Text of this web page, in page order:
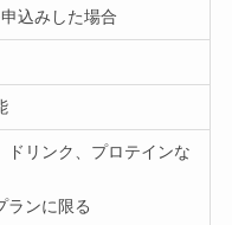
込みした場合
ドリンク、プロテインな
ランに限る